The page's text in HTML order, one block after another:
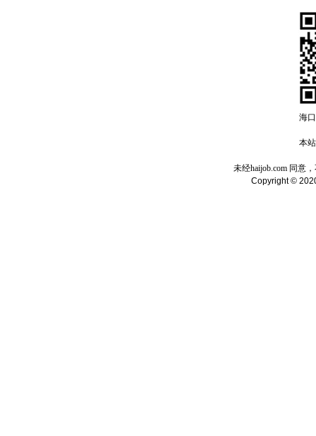
海
本
未经haijob.com 同意
Copyright ©